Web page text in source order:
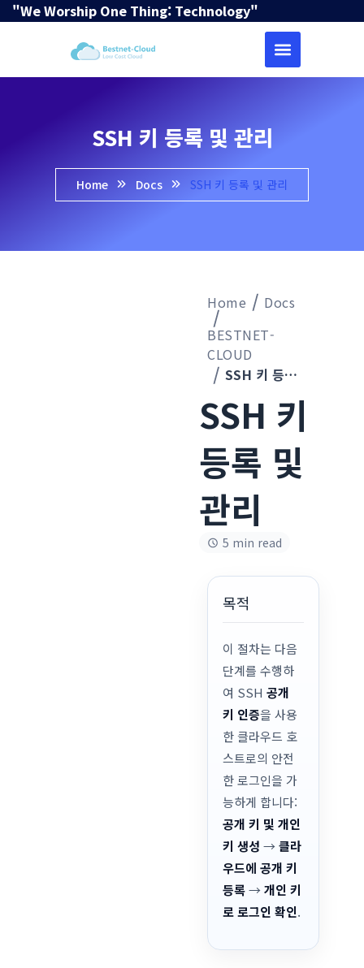
"We Worship One Thing: Technology"
SSH 키 등록 및 관리
Home Docs SSH 키 등록 및 관리
Home
Docs
BESTNET-
CLOUD
SSH 키 등록 및 관리
SSH 키
등록 및
관리
5 min read
목적
이 절차는 다음
단계를 수행하
여 SSH공개
키 인증을 사용
한 클라우드 호
스트로의 안전
한 로그인을 가
능하게 합니다:
공개 키 및 개인
키 생성 →클라
우드에 공개 키
등록→개인 키
로 로그인 확인.